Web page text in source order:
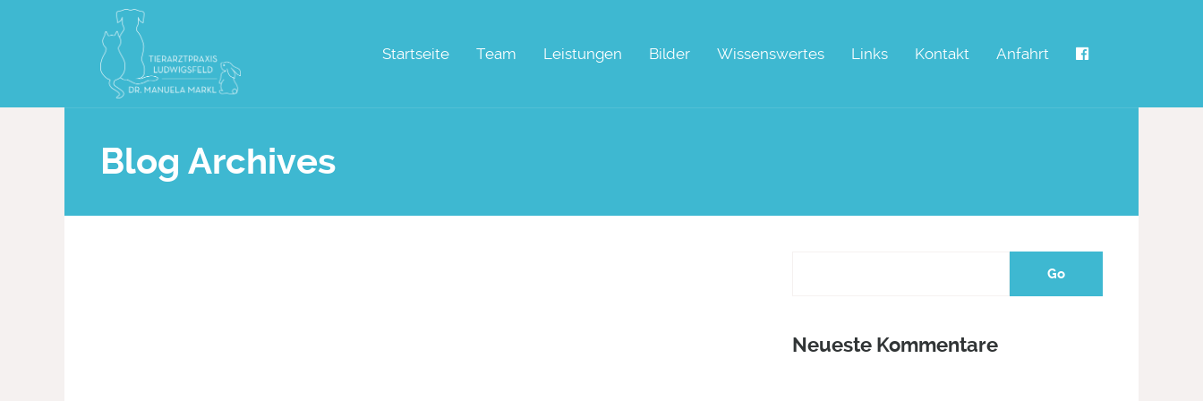
Startseite Team Leistungen Bilder Wissenswertes Links Kontakt Anfahrt
Blog Archives
Neueste Kommentare